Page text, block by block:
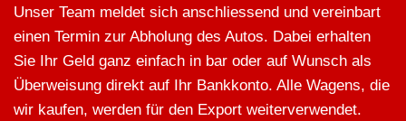
Unser Team meldet sich anschliessend und vereinbart
einen Termin zur Abholung des Autos. Dabei erhalten
Sie Ihr Geld ganz einfach in bar oder auf Wunsch als
Überweisung direkt auf Ihr Bankkonto. Alle Wagens, die
wir kaufen, werden für den Export weiterverwendet.